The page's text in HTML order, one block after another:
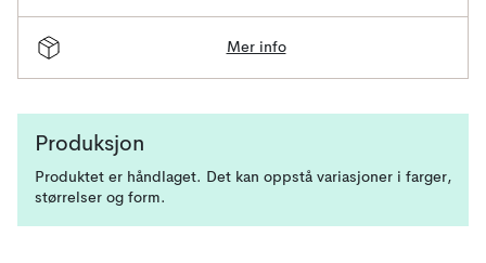
Mer info
Produksjon
Produktet er håndlaget. Det kan oppstå variasjoner i farger,
størrelser og form.